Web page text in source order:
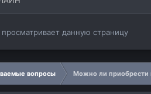
данную страницу
вопросы Можно ли приобрести